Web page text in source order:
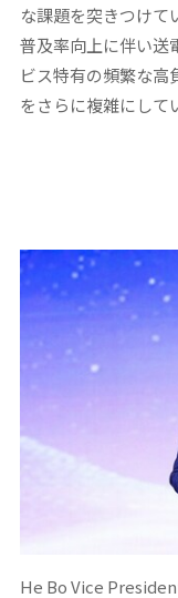
な課題を突きつけて
普及率向上に伴い送
ビス特有の頻繁な高
をさらに複雑にして
He Bo Vice